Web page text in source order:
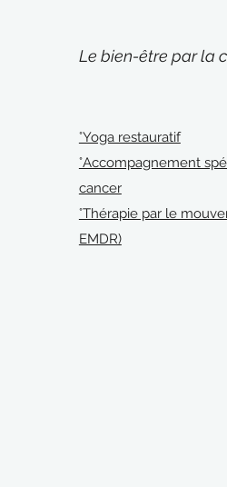
Le bien-être par la
°Yoga restauratif
°Accompagnement
cancer
°Thérapie par le
EMDR)